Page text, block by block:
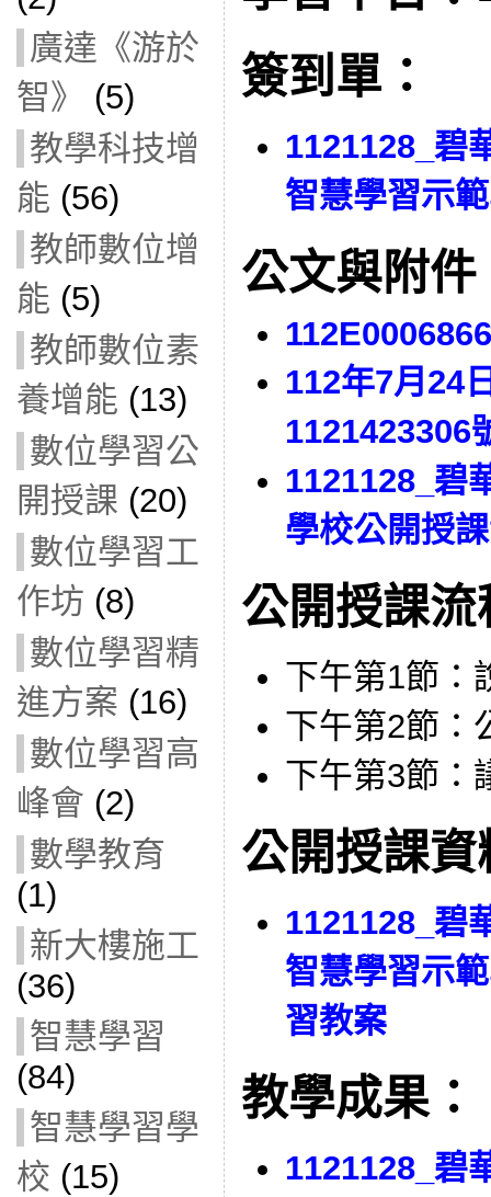
廣達《游於
智》
(5)
教學科技增
能 (56)
教師數位增
能 (5)
教師數位素
養增能 (13)
數位學習公
開授課 (20)
數位學習工
作坊 (8)
數位學習精
進方案 (16)
數位學習高
峰會 (2)
數學教育
(1)
新大樓施工
(36)
智慧學習
(84)
智慧學習學
校 (15)
簽到單：
1121128_碧
智慧學習示
公文與附件
112E0006866
112年7月24
1121423306
1121128_碧
學校公開授
公開授課流
下午第1節：
下午第2節：
下午第3節：
公開授課資
1121128_碧
智慧學習示
習教案
教學成果：
1121128_碧